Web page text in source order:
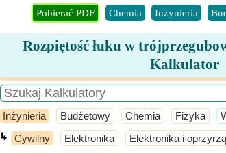
Pobierać PDF Chemia Inżynieria
Rozpiętość łuku w
Kalkulator
Inżynieria Budżetowy Chemia Fizyka
↳ Cywilny Elektronika Elektronika i